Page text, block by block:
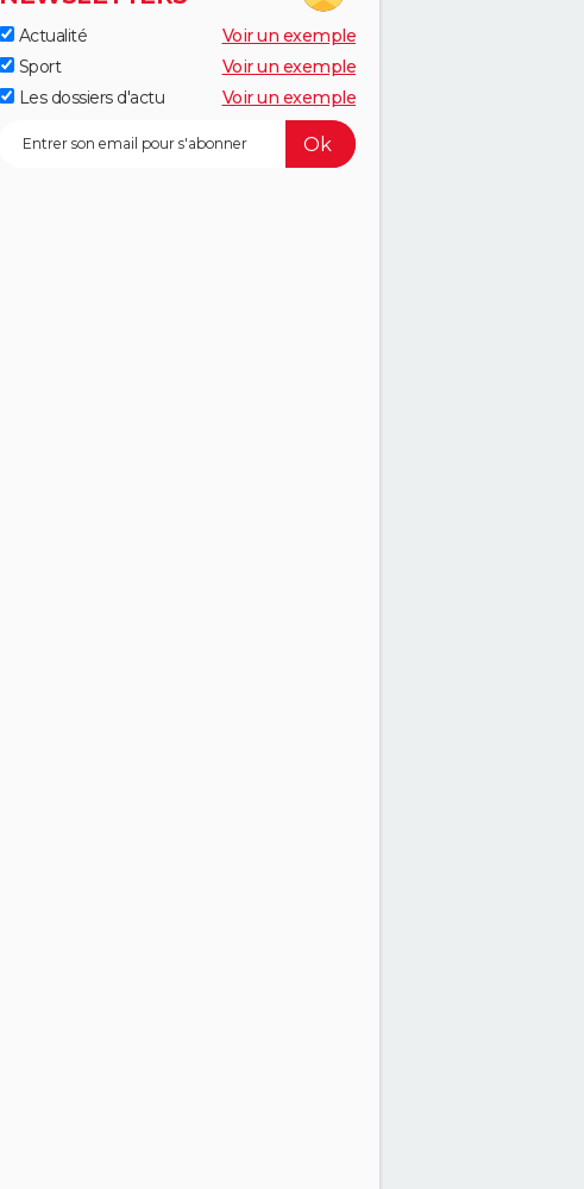
Actualité
Voir un exemple
Sport
Voir un exemple
Les dossiers d'actu
Voir un exemple